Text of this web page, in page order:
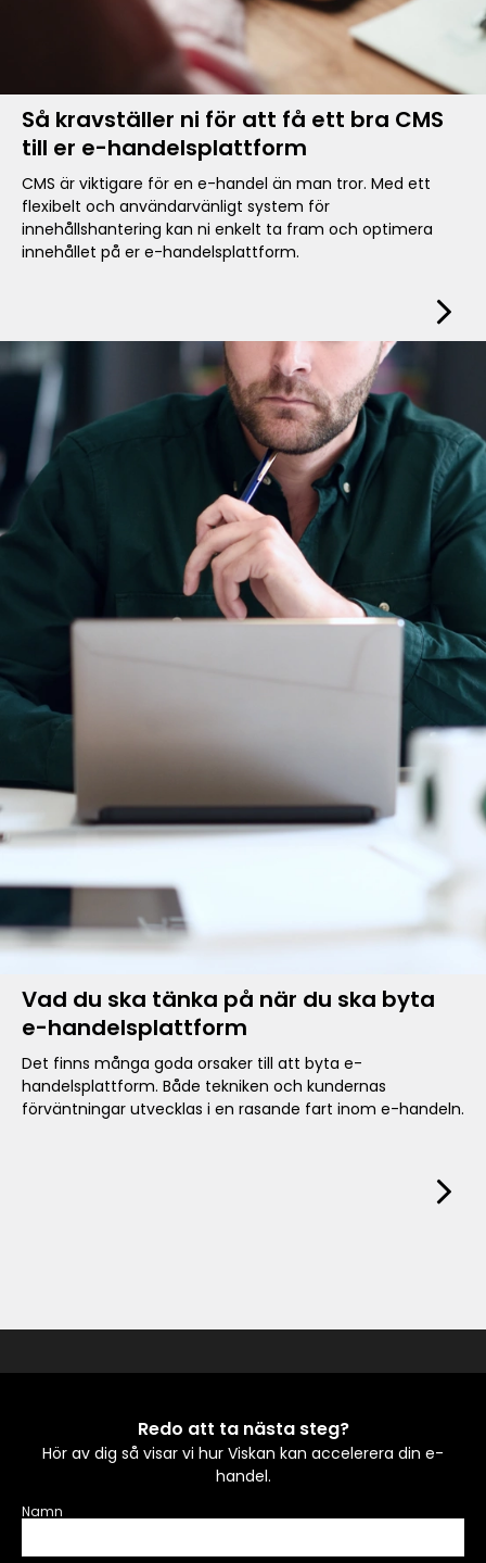
Så kravställer ni för att få ett bra CMS
till er e-handelsplattform
CMS är viktigare för en e-handel än man tror. Med ett
flexibelt och användarvänligt system för
innehållshantering kan ni enkelt ta fram och optimera
innehållet på er e-handelsplattform.
Vad du ska tänka på när du ska byta
e-handelsplattform
Det finns många goda orsaker till att byta e-
handelsplattform. Både tekniken och kundernas
förväntningar utvecklas i en rasande fart inom e-handeln.
Redo att ta nästa steg?
Hör av dig så visar vi hur Viskan kan accelerera din e-
handel.
Namn